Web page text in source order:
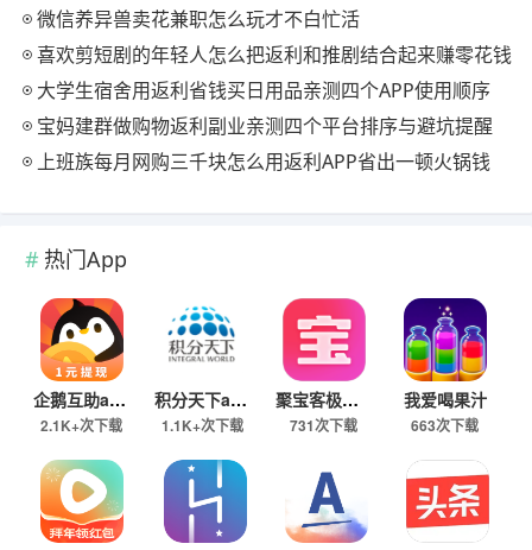
微信养异兽卖花兼职怎么玩才不白忙活
喜欢剪短剧的年轻人怎么把返利和推剧结合起来赚零花钱
大学生宿舍用返利省钱买日用品亲测四个APP使用顺序
宝妈建群做购物返利副业亲测四个平台排序与避坑提醒
上班族每月网购三千块怎么用返利APP省出一顿火锅钱
热门App
企鹅互助app
2.1K+次下载
积分天下app
1.1K+次下载
聚宝客极速版
731次下载
我爱喝果汁
663次下载